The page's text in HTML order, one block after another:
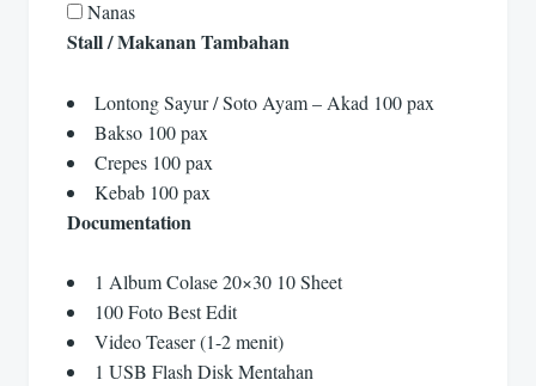
Nanas
Stall / Makanan Tambahan
Lontong Sayur / Soto Ayam – Akad 100 pax
Bakso 100 pax
Crepes 100 pax
Kebab 100 pax
Documentation
1 Album Colase 20×30 10 Sheet
100 Foto Best Edit
Video Teaser (1-2 menit)
1 USB Flash Disk Mentahan